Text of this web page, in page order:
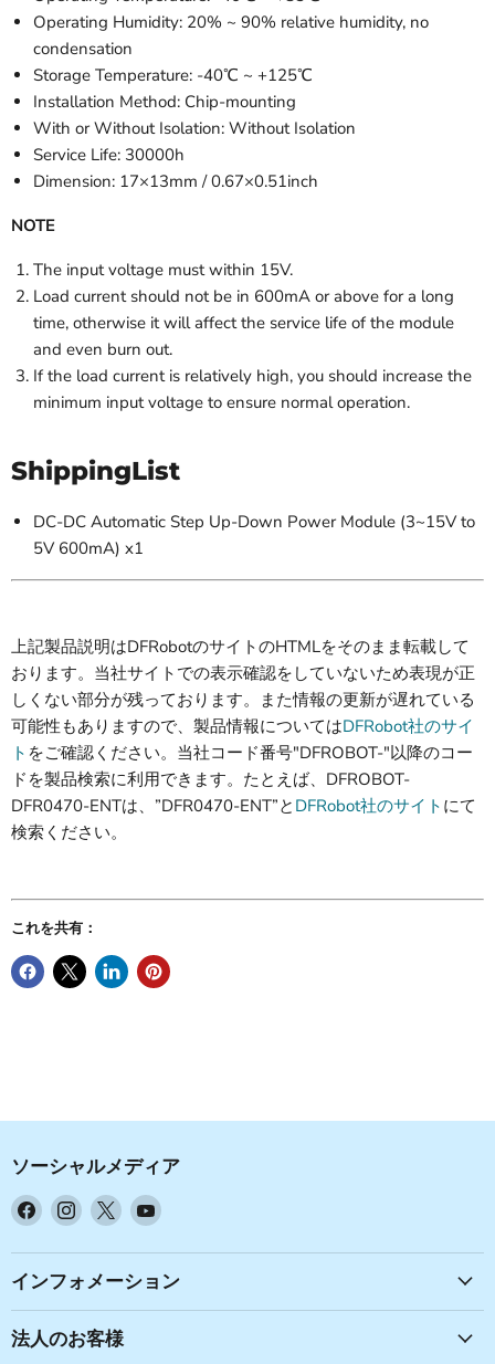
Operating Humidity: 20% ~ 90% relative humidity, no
condensation
Storage Temperature: -40℃ ~ +125℃
Installation Method: Chip-mounting
With or Without Isolation: Without Isolation
Service Life: 30000h
Dimension: 17×13mm / 0.67×0.51inch
NOTE
The input voltage must within 15V.
Load current should not be in 600mA or above for a long
time, otherwise it will affect the service life of the module
and even burn out.
If the load current is relatively high, you should increase the
minimum input voltage to ensure normal operation.
ShippingList
DC-DC Automatic Step Up-Down Power Module (3~15V to
5V 600mA) x1
上記製品説明はDFRobotのサイトのHTMLをそのまま転載して
おります。当社サイトでの表示確認をしていないため表現が正
しくない部分が残っております。また情報の更新が遅れている
可能性もありますので、製品情報についてはDFRobot社のサイ
ト をご確認ください。当社コード番号"DFROBOT-"以降のコー
ドを製品検索に利用できます。たとえば、DFROBOT-
DFR0470-ENTは、”DFR0470-ENT”と DFRobot社のサイト にて
検索ください。
これを共有：
ソーシャルメディア
Facebook
見
つ
く
Instagram
見
つ
て
く
X
見
つ
て
く
YouTube
見
つ
インフォメーション
法人のお客様